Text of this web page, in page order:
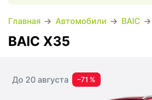
Главная Автомобили BAIC
BAIC X35
До 20 августа –71 %